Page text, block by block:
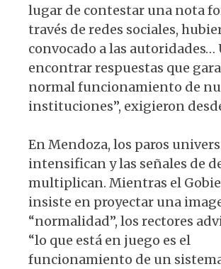
lugar de contestar una nota
través de redes sociales,
convocado a las autoridades…
encontrar respuestas que
normal funcionamiento de
instituciones”, exigieron
En Mendoza, los paros
intensifican y las señales de
multiplican. Mientras el
insiste en proyectar una
“normalidad”, los rectores
“lo que está en juego es el
funcionamiento de un